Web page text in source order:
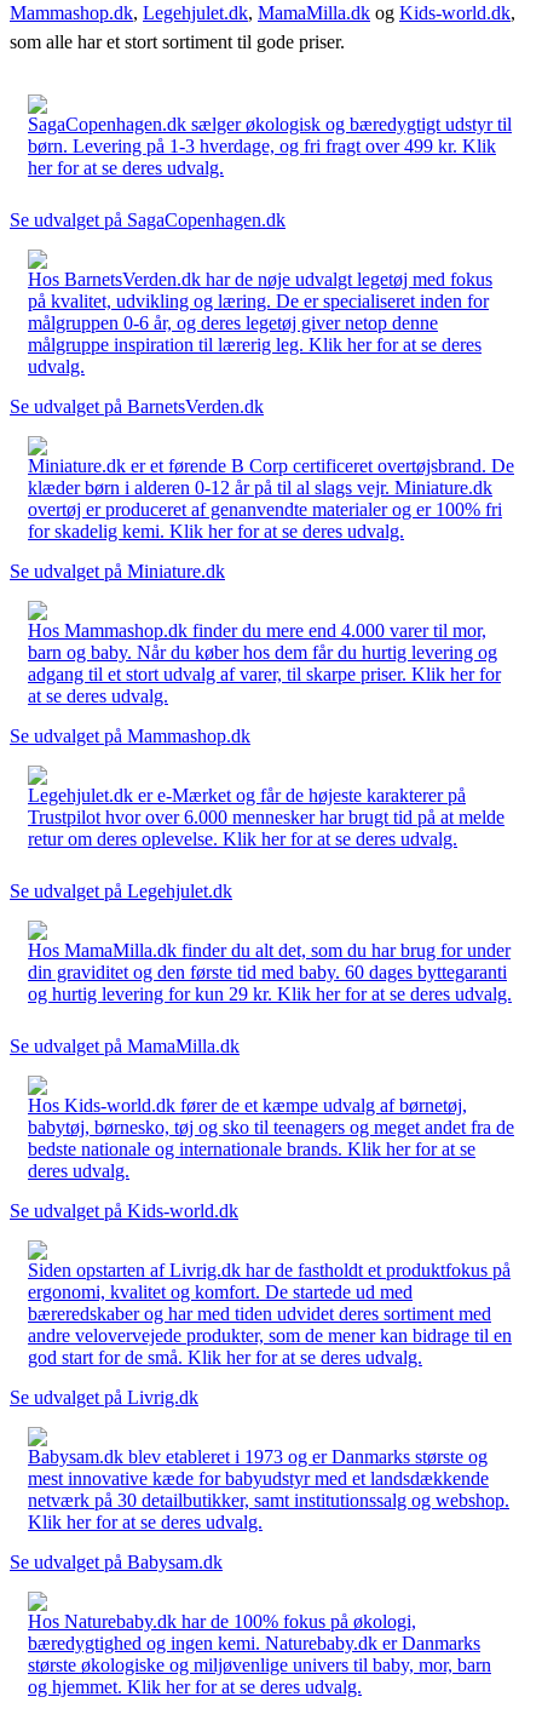
Mammashop.dk, Legehjulet.dk, MamaMilla.dk og Kids-world.dk,
som alle har et stort sortiment til gode priser.
SagaCopenhagen.dk sælger økologisk og bæredygtigt udstyr til
børn. Levering på 1-3 hverdage, og fri fragt over 499 kr. Klik
her for at se deres udvalg.
Se udvalget på SagaCopenhagen.dk
Hos BarnetsVerden.dk har de nøje udvalgt legetøj med fokus
på kvalitet, udvikling og læring. De er specialiseret inden for
målgruppen 0-6 år, og deres legetøj giver netop denne
målgruppe inspiration til lærerig leg. Klik her for at se deres
udvalg.
Se udvalget på BarnetsVerden.dk
Miniature.dk er et førende B Corp certificeret overtøjsbrand. De
klæder børn i alderen 0-12 år på til al slags vejr. Miniature.dk
overtøj er produceret af genanvendte materialer og er 100% fri
for skadelig kemi. Klik her for at se deres udvalg.
Se udvalget på Miniature.dk
Hos Mammashop.dk finder du mere end 4.000 varer til mor,
barn og baby. Når du køber hos dem får du hurtig levering og
adgang til et stort udvalg af varer, til skarpe priser. Klik her for
at se deres udvalg.
Se udvalget på Mammashop.dk
Legehjulet.dk er e-Mærket og får de højeste karakterer på
Trustpilot hvor over 6.000 mennesker har brugt tid på at melde
retur om deres oplevelse. Klik her for at se deres udvalg.
Se udvalget på Legehjulet.dk
Hos MamaMilla.dk finder du alt det, som du har brug for under
din graviditet og den første tid med baby. 60 dages byttegaranti
og hurtig levering for kun 29 kr. Klik her for at se deres udvalg.
Se udvalget på MamaMilla.dk
Hos Kids-world.dk fører de et kæmpe udvalg af børnetøj,
babytøj, børnesko, tøj og sko til teenagers og meget andet fra de
bedste nationale og internationale brands. Klik her for at se
deres udvalg.
Se udvalget på Kids-world.dk
Siden opstarten af Livrig.dk har de fastholdt et produktfokus på
ergonomi, kvalitet og komfort. De startede ud med
bæreredskaber og har med tiden udvidet deres sortiment med
andre velovervejede produkter, som de mener kan bidrage til en
god start for de små. Klik her for at se deres udvalg.
Se udvalget på Livrig.dk
Babysam.dk blev etableret i 1973 og er Danmarks største og
mest innovative kæde for babyudstyr med et landsdækkende
netværk på 30 detailbutikker, samt institutionssalg og webshop.
Klik her for at se deres udvalg.
Se udvalget på Babysam.dk
Hos Naturebaby.dk har de 100% fokus på økologi,
bæredygtighed og ingen kemi. Naturebaby.dk er Danmarks
største økologiske og miljøvenlige univers til baby, mor, barn
og hjemmet. Klik her for at se deres udvalg.